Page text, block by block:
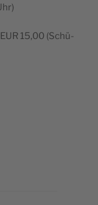
15,00 (Schü­